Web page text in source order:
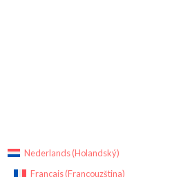
Nederlands(Holandský)
Français(Francouzština)